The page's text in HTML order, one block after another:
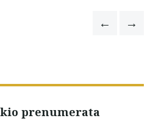
prenumerata